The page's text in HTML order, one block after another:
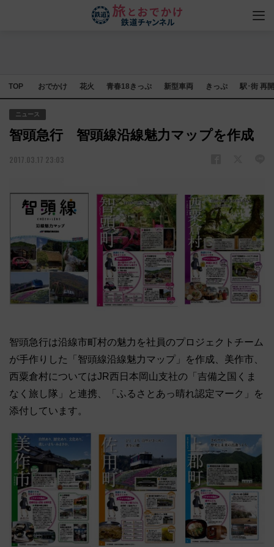
TOP おでかけ 花火 青春18きっぷ 新型車両 きっぷ 駅･街 再
ニュース
智頭急行 智頭線沿線魅力マップを作成
2017.03.17 23:03
智頭急行は沿線市町村の魅力を社員のプロジェクトチーム
が手作りした「智頭線沿線魅力マップ」を作成、美作市、
西粟倉村についてはJR西日本岡山支社の「吉備之国くま
なく旅し隊」と連携、「ふるさとあっ晴れ認定マーク」を
添付しています。